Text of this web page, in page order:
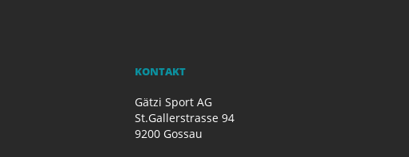
KONTAKT
Gätzi Sport AG
St.Gallerstrasse 94
9200 Gossau